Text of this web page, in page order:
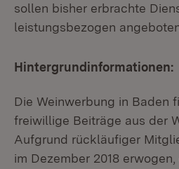
sollen bisher erbrachte
leistungsbezogen
Hintergrundinformationen:
Die Weinwerbung in Baden
freiwillige Beiträge aus der
Aufgrund rückläufiger
im Dezember 2018